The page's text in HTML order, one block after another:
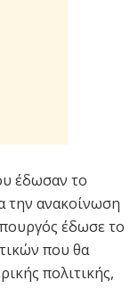
έδωσαν το
την ανακοίνωση
έδωσε το
που θα
πολιτικής,